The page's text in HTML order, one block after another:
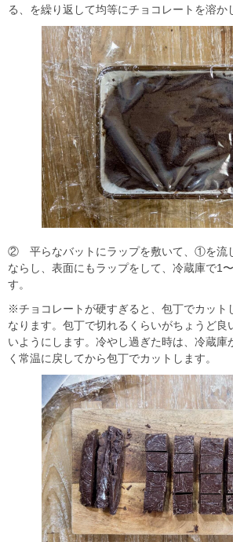
る、を繰り返して均等にチョコレートを溶か
② 平らなバットにラップを敷いて、①を流
ならし、表面にもラップをして、冷蔵庫で1
す。
※チョコレートが硬すぎると、包丁でカット
なります。包丁で切れるくらいがちょうど良
いようにします。冷やし過ぎた時は、冷蔵庫
く常温に戻してから包丁でカットします。